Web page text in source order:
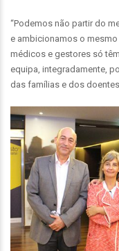
“Podemos não partir do
e ambicionamos o
médicos e gestores só
equipa, integradamente,
das famílias e dos